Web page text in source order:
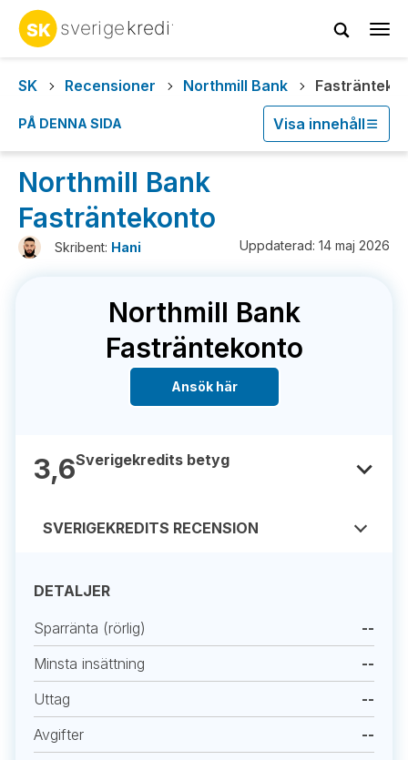
SK
Recensioner Northmill Bank
PÅ DENNA SIDA Visa innehåll
Northmill Bank
Fasträntekonto
Skribent: Hani Uppdaterad: 14 maj 2026
Northmill Bank
Fasträntekonto
Ansök här
3,6Sverigekredits betyg
SVERIGEKREDITS RECENSION
DETALJER
Sparränta (rörlig)
--
Minsta insättning
--
Uttag
--
Avgifter
--